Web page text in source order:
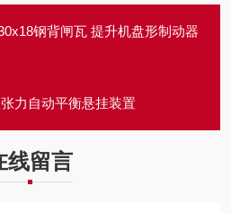
钢背闸瓦 提升机盘形制动器
力自动平衡悬挂装置
线留言